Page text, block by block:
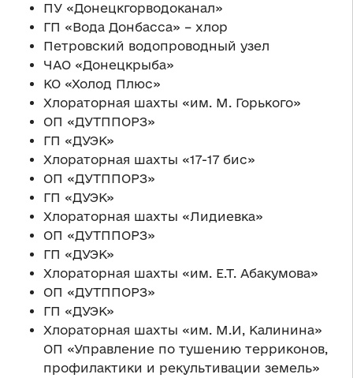
ПУ «Донецкгорводоканал»
ГП «Вода Донбасса» – хлор
Петровский водопроводный узел
ЧАО «Донецкрыба»
КО «Холод Плюс»
Хлораторная шахты «им. М. Горького»
ОП «ДУТППОРЗ»
ГП «ДУЭК»
Хлораторная шахты «17-17 бис»
ОП «ДУТППОРЗ»
ГП «ДУЭК»
Хлораторная шахты «Лидиевка»
ОП «ДУТППОРЗ»
ГП «ДУЭК»
Хлораторная шахты «им. Е.Т. Абакумова»
ОП «ДУТППОРЗ»
ГП «ДУЭК»
Хлораторная шахты «им. М.И, Калинина»
ОП «Управление по тушению терриконов,
профилактики и рекультивации земель»